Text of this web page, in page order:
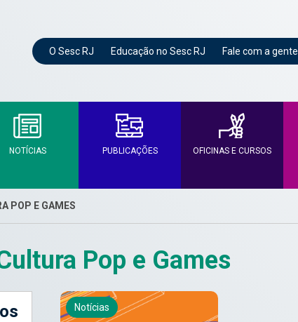
O Sesc RJ Educação no Sesc RJ Fale com a gente
NOTÍCIAS PUBLICAÇÕES OFICINAS E CURSOS
POP E GAMES
Pop e Games
Notícias